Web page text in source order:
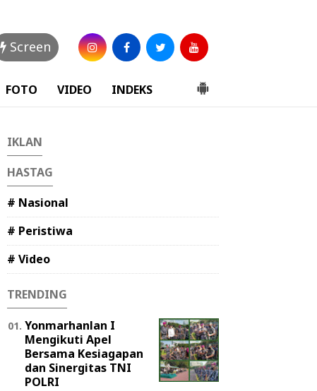
Screen
FOTO VIDEO INDEKS
IKLAN
HASTAG
# Nasional
# Peristiwa
# Video
TRENDING
Yonmarhanlan I
Mengikuti Apel
Bersama Kesiagapan
dan Sinergitas TNI
POLRI